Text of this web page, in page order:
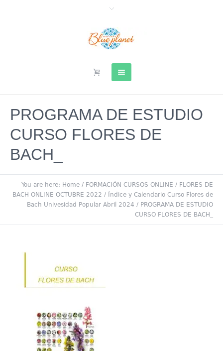
PROGRAMA DE ESTUDIO
CURSO FLORES DE
BACH_
You are here: Home / FORMACIÓN CURSOS ONLINE / FLORES DE
BACH ONLINE OCTUBRE 2022 /
Índice y Calendario Curso Flores de
Bach Univesidad Popular Abril 2024 / PROGRAMA DE ESTUDIO
CURSO FLORES DE BACH_